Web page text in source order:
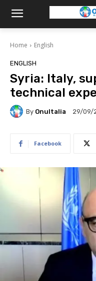
Home English
ENGLISH
Syria: Italy,
technical
By OnuItalia 29/09/
Facebook